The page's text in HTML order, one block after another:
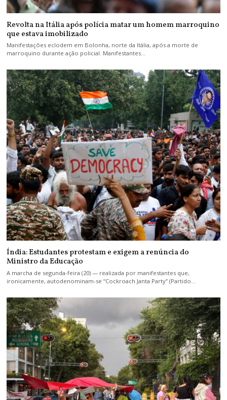
Revolta na Itália após polícia matar um homem marroquino
que estava imobilizado
Manifestações eclodem em Bolonha, norte da Itália, após a morte de
marroquino durante ação policial. Manifestantes…
Índia: Estudantes protestam e exigem a renúncia do
Ministro da Educação
A marcha de segunda-feira (20) — realizada por manifestantes que,
ironicamente, autodenominam-se “Cockroach Janta Party” (Partido…